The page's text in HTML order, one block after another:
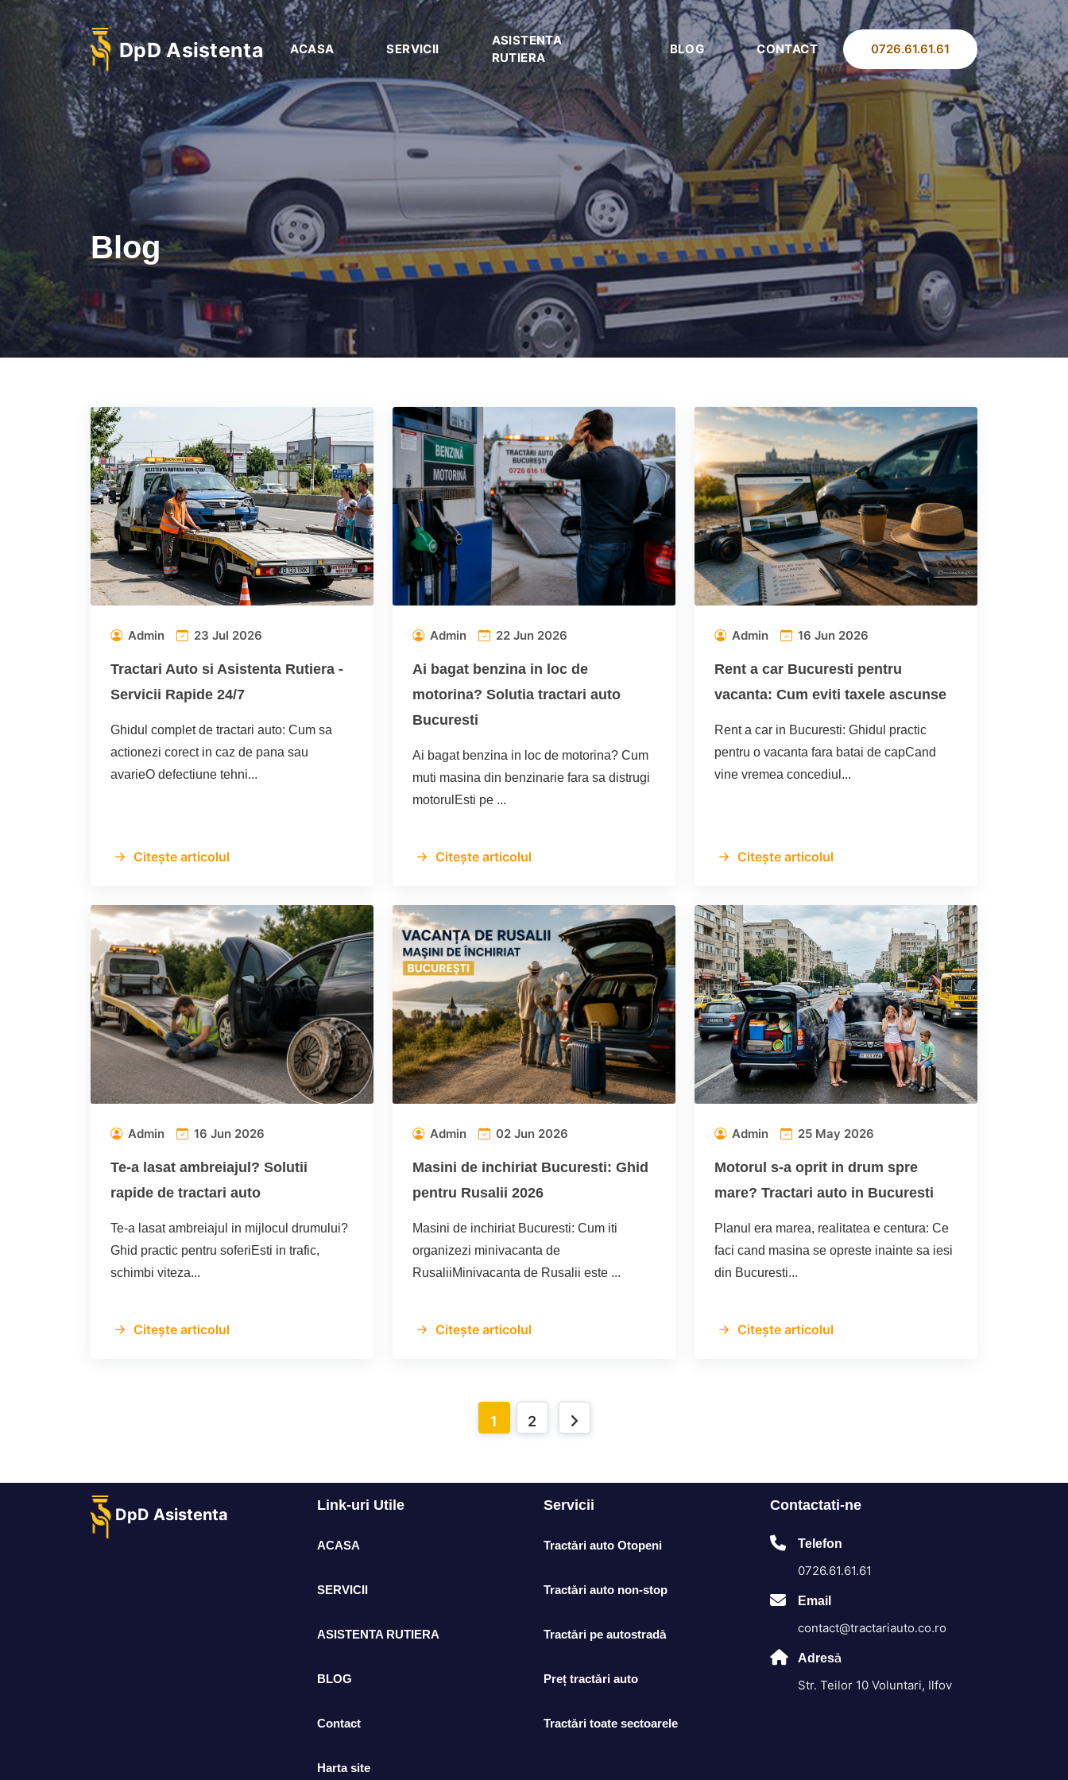
DpD Asistenta ACASA SERVICII
ASISTENTA
RUTIERA
BLOG CONTACT 0726.61.61.61
Blog
Admin 23 Jul 2026
Tractari Auto si Asistenta Rutiera -
Servicii Rapide 24/7
Ghidul complet de tractari auto: Cum sa
actionezi corect in caz de pana sau
avarieO defectiune tehni...
Citește articolul
Admin 22 Jun 2026
Ai bagat benzina in loc de
motorina? Solutia tractari auto
Bucuresti
Ai bagat benzina in loc de motorina? Cum
muti masina din benzinarie fara sa distrugi
motorulEsti pe ...
Citește articolul
Admin 16 Jun 2026
Rent a car Bucuresti pentru
vacanta: Cum eviti taxele ascunse
Rent a car in Bucuresti: Ghidul practic
pentru o vacanta fara batai de capCand
vine vremea concediul...
Citește articolul
Admin 16 Jun 2026
Te-a lasat ambreiajul? Solutii
rapide de tractari auto
Te-a lasat ambreiajul in mijlocul drumului?
Ghid practic pentru soferiEsti in trafic,
schimbi viteza...
Citește articolul
Admin 02 Jun 2026
Masini de inchiriat Bucuresti: Ghid
pentru Rusalii 2026
Masini de inchiriat Bucuresti: Cum iti
organizezi minivacanta de
RusaliiMinivacanta de Rusalii este ...
Citește articolul
Admin 25 May 2026
Motorul s-a oprit in drum spre
mare? Tractari auto in Bucuresti
Planul era marea, realitatea e centura: Ce
faci cand masina se opreste inainte sa iesi
din Bucuresti...
Citește articolul
1 2
DpD Asistenta
Link-uri Utile
ACASA
SERVICII
ASISTENTA RUTIERA
BLOG
Contact
Harta site
Servicii
Tractări auto Otopeni
Tractări auto non-stop
Tractări pe autostradă
Preț tractări auto
Tractări toate sectoarele
Contactati-ne
Telefon
0726.61.61.61
Email
contact@tractariauto.co.ro
Adresă
Str. Teilor 10 Voluntari, Ilfov